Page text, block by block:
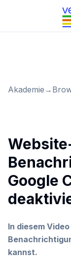
Akademie →
Google
In diesem
kannst.